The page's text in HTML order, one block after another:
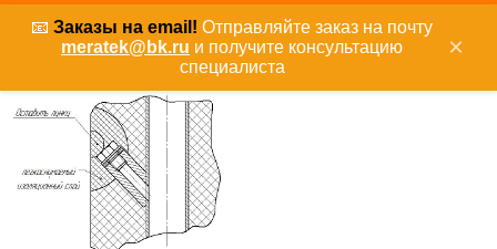
📧 Заказы на email! Отправляйте заказ на почту
meratek@bk.ru и получите консультацию
специалиста
×